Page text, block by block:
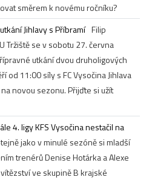
směrem k novému ročníku?
Jihlavy s Příbramí Filip
Tržiště se v sobotu 27. června
utkání dvou druholigových
od 11:00 síly s FC Vysočina Jihlava
novou sezonu. Přijďte si užít
4. ligy KFS Vysočina nestačil na
jako v minulé sezóně si mladší
trenérů Denise Hotárka a Alexe
ve skupině B krajské